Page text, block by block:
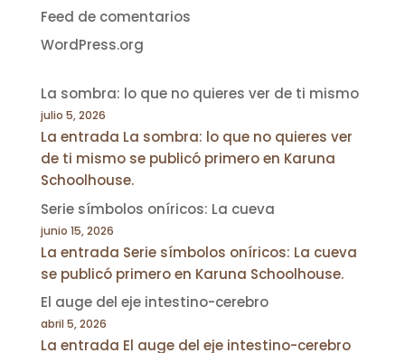
Feed de comentarios
WordPress.org
La sombra: lo que no quieres ver de ti mismo
julio 5, 2026
La entrada La sombra: lo que no quieres ver
de ti mismo se publicó primero en Karuna
Schoolhouse.
Serie símbolos oníricos: La cueva
junio 15, 2026
La entrada Serie símbolos oníricos: La cueva
se publicó primero en Karuna Schoolhouse.
El auge del eje intestino-cerebro
abril 5, 2026
La entrada El auge del eje intestino-cerebro